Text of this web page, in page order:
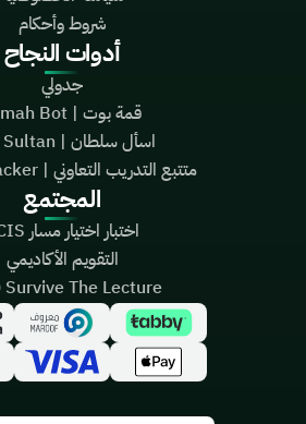
شروط وأحكام
أدوات النجاح
جدولي
قمة بوت | Qimah Bot
اسأل سلطان | Ask Sultan
متتبع التدريب التعاوني | Co-op Tracker
المجتمع
اختبار اختيار مسار CCIS
التقويم الأكاديمي
Survive The Lecture (لعبة)